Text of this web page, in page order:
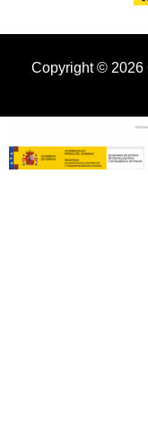
Copyright © 2026